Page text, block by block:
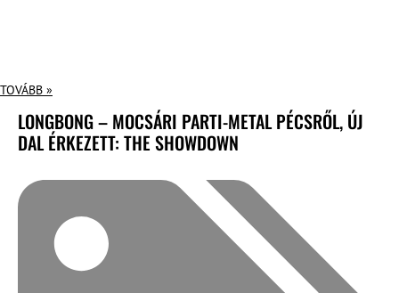
TOVÁBB »
LONGBONG – MOCSÁRI PARTI-METAL PÉCSRŐL, ÚJ
DAL ÉRKEZETT: THE SHOWDOWN